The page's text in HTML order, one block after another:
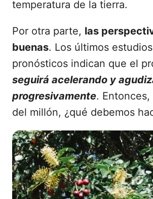
temperatura de la tierra.
Por otra parte, las
buenas. Los últimos
pronósticos indican que el
seguirá acelerando y
progresivamente.
del millón, ¿qué debemos